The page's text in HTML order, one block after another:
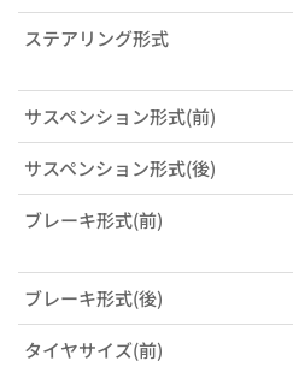
ステアリング形式
サスペンション形式(前)
サスペンション形式(後)
ブレーキ形式(前)
ブレーキ形式(後)
タイヤサイズ(前)